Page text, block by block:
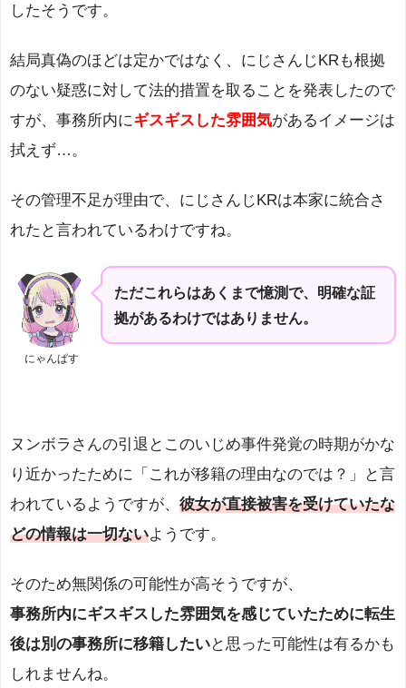
したそうです。
結局真偽のほどは定かではなく、にじさんじKRも根拠
のない疑惑に対して法的措置を取ることを発表したので
すが、事務所内にギスギスした雰囲気があるイメージは
拭えず…。
その管理不足が理由で、にじさんじKRは本家に統合さ
れたと言われているわけですね。
にゃんぱす
ただこれらはあくまで憶測で、明確な証
拠があるわけではありません。
ヌンボラさんの引退とこのいじめ事件発覚の時期がかな
り近かったために「これが移籍の理由なのでは？」と言
われているようですが、 彼女が直接被害を受けていたな
どの情報は一切ないようです。
そのため無関係の可能性が高そうですが、
事務所内にギスギスした雰囲気を感じていたために転生
後は別の事務所に移籍したいと思った可能性は有るかも
しれませんね。